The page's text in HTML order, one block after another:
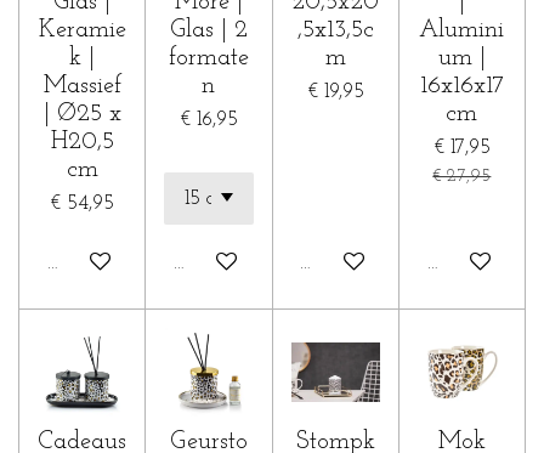
Keramie
k |
Massief
| Ø25 x
H20,5
cm
€ 54,95
In winkelwagen
Glas | 2
formate
n
€ 16,95
In winkelwagen
,5x13,5c
m
€ 19,95
Houd mij op de hoogte
Alumini
um |
16x16x17
cm
€ 17,95
€ 27,95
In
Cadeaus
Geursto
Stompk
Mok